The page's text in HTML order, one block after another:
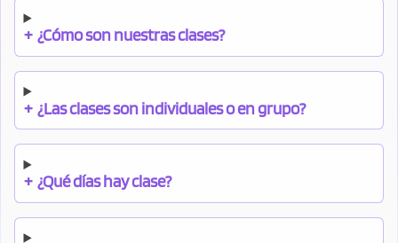
+ ¿Cómo son nuestras clases?
+ ¿Las clases son individuales o en grupo?
+ ¿Qué días hay clase?